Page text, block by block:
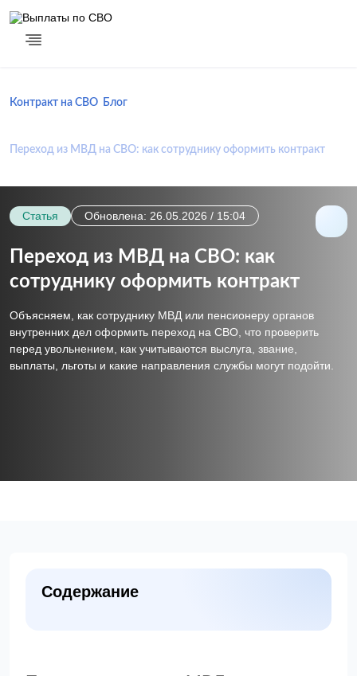
Контракт на СВО Блог
Переход из МВД на СВО: как сотруднику оформить контракт
Статья Обновлена: 26.05.2026 / 15:04
Переход из МВД на СВО: как
сотруднику оформить контракт
Объясняем, как сотруднику МВД или пенсионеру органов
внутренних дел оформить переход на СВО, что проверить
перед увольнением, как учитываются выслуга, звание,
выплаты, льготы и какие направления службы могут подойти.
Содержание